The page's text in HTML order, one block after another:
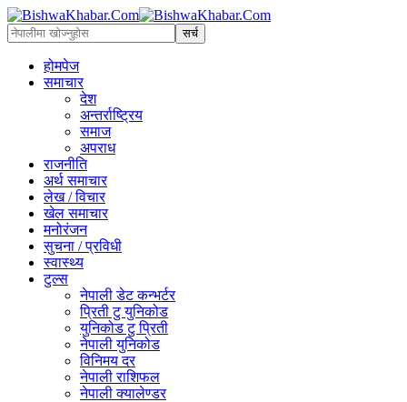
होमपेज
समाचार
देश
अन्तर्राष्ट्रिय
समाज
अपराध
राजनीति
अर्थ समाचार
लेख / विचार
खेल समाचार
मनोरंजन
सुचना / प्रविधी
स्वास्थ्य
टुल्स
नेपाली डेट कन्भर्टर
प्रिती टु युनिकोड
युनिकोड टु प्रिती
नेपाली युनिकोड
विनिमय दर
नेपाली राशिफल
नेपाली क्यालेण्डर